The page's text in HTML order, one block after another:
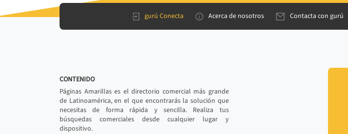
gurú Conecta Acerca de nosotros Contacta con gurú
CONTENIDO
Páginas Amarillas es el directorio comercial más grande
de Latinoamérica, en el que encontrarás la solución que
necesitas de forma rápida y sencilla. Realiza tus
búsquedas comerciales desde cualquier lugar y
dispositivo.